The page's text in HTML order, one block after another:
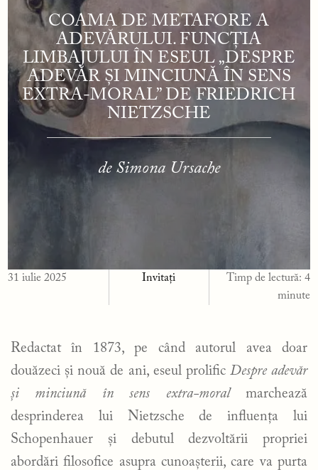
COAMA DE METAFORE A
ADEVĂRULUI. FUNCȚIA
LIMBAJULUI ÎN ESEUL „DESPRE
ADEVĂR ȘI MINCIUNĂ ÎN SENS
EXTRA-MORAL” DE FRIEDRICH
NIETZSCHE
de Simona Ursache
31 iulie 2025 Invitați Timp de lectură: 4
minute
Redactat în 1873, pe când autorul avea doar
douăzeci și nouă de ani, eseul prolific Despre adevăr
și minciună în sens extra-moralmarchează
desprinderea lui Nietzsche de influența lui
Schopenhauer și debutul dezvoltării propriei
abordări filosofice asupra cunoașterii, care va purta